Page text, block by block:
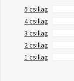
5 csillag
4 csillag
3 csillag
2 csillag
1 csillag